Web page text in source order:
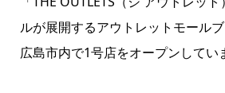
ルが展開するアウトレットモール
広島市内で1号店をオープンしてい